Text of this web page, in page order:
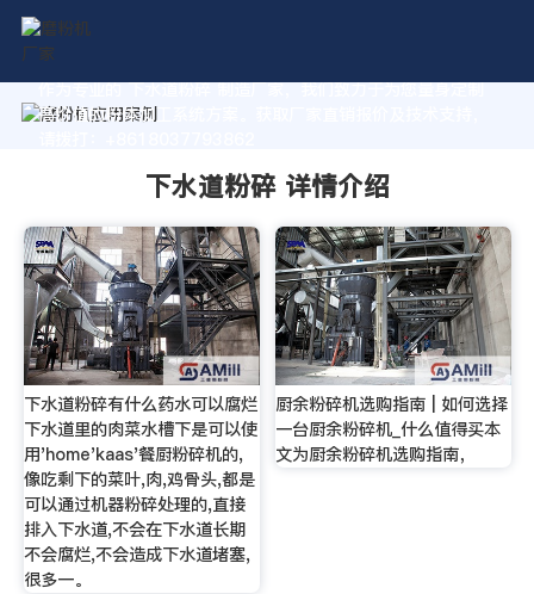
作为专业的 下水道粉碎 制造厂家，我们致力于为您量身定制
高价值的粉体加工系统方案。获取厂家直销报价及技术支持，
下水道粉碎 详情介绍
下水道粉碎有什么药水可以腐烂
下水道里的肉菜水槽下是可以使
用'home'kaas'餐厨粉碎机的,
像吃剩下的菜叶,肉,鸡骨头,都是
可以通过机器粉碎处理的,直接
排入下水道,不会在下水道长期
不会腐烂,不会造成下水道堵塞,
很多一。
厨余粉碎机选购指南 | 如何选择
一台厨余粉碎机_什么值得买本
文为厨余粉碎机选购指南，